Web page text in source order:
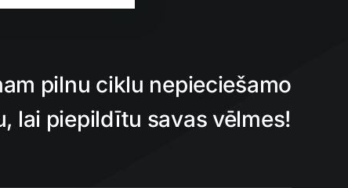
pilnu ciklu nepieciešamo
lai piepildītu savas vēlmes!